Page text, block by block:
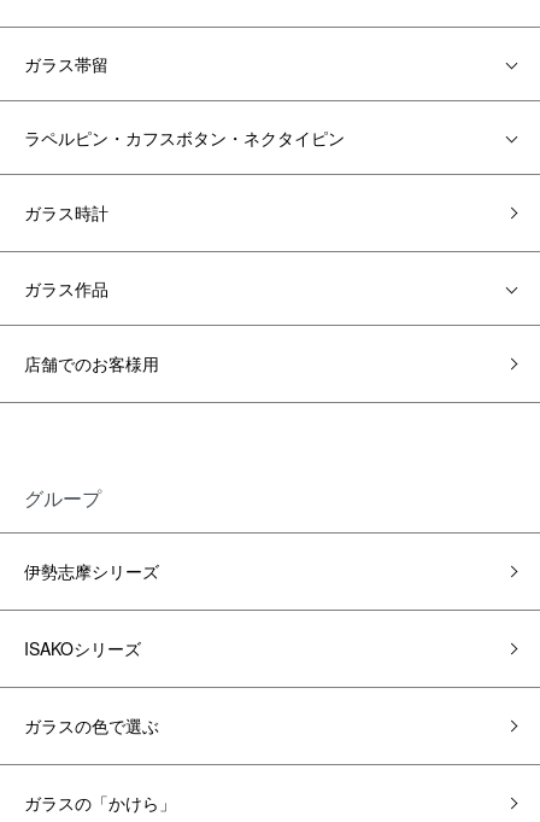
ガラス帯留
ラペルピン・カフスボタン・ネクタイピン
ガラス時計
ガラス作品
店舗でのお客様用
グループ
伊勢志摩シリーズ
ISAKOシリーズ
ガラスの色で選ぶ
ガラスの「かけら」